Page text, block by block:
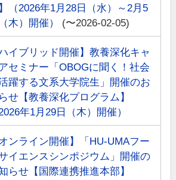
（2026年1月28日（水）～2月5
木）開催）
(〜2026-02-05)
ハイブリッド開催】教養深化キャ
セミナー「OBOGに聞く！社会
躍する文系大学院生」開催のお
せ【教養深化プログラム】
2026年1月29日（木）開催）
オンライン開催】「HU-UMAフー
サイエンスシンポジウム」開催の
らせ【国際連携推進本部】